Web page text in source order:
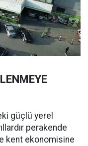
güçlü yerel
perakende
kent ekonomisine